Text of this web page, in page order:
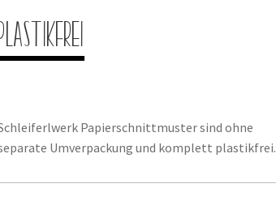
Papierschnittmuster sind ohne
Umverpackung und komplett plastikfrei.